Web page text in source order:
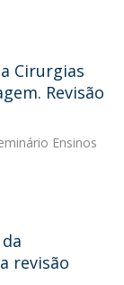
Cirurgias
Revisão
Ensinos
revisão